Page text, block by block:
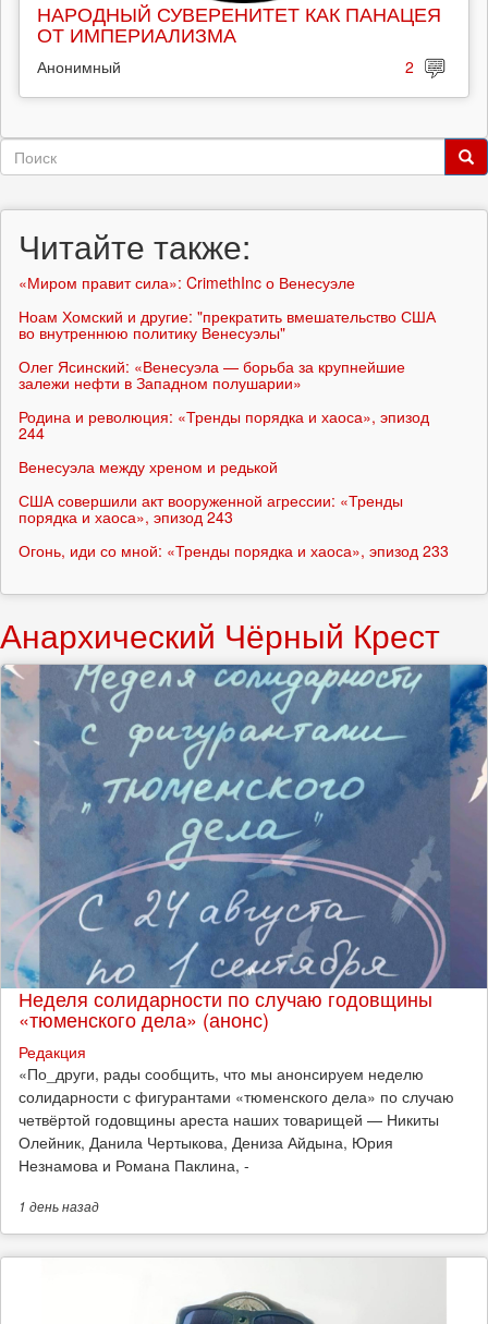
НАРОДНЫЙ СУВЕРЕНИТЕТ КАК ПАНАЦЕЯ
ОТ ИМПЕРИАЛИЗМА
Анонимный 2
Форма
Читайте также:
«Миром правит сила»: CrimethInc о Венесуэле
Ноам Хомский и другие: "прекратить вмешательство США
во внутреннюю политику Венесуэлы"
Олег Ясинский: «Венесуэла — борьба за крупнейшие
залежи нефти в Западном полушарии»
Родина и революция: «Тренды порядка и хаоса», эпизод
244
Венесуэла между хреном и редькой
США совершили акт вооруженной агрессии: «Тренды
порядка и хаоса», эпизод 243
Огонь, иди со мной: «Тренды порядка и хаоса», эпизод 233
Анархический Чёрный Крест
Неделя солидарности по случаю годовщины
«тюменского дела» (анонс)
Редакция
​«По_други, рады сообщить, что мы анонсируем неделю
солидарности с фигурантами «тюменского дела» по случаю
четвёртой годовщины ареста наших товарищей — Никиты
Олейник, Данила Чертыкова, Дениза Айдына, Юрия
Незнамова и Романа Паклина, -
1 деньназад